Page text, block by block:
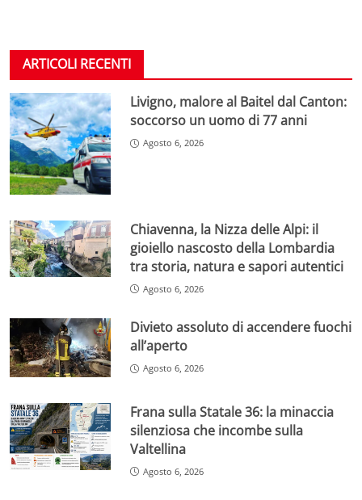
ARTICOLI RECENTI
Livigno, malore al Baitel dal Canton:
soccorso un uomo di 77 anni
Agosto 6, 2026
Chiavenna, la Nizza delle Alpi: il
gioiello nascosto della Lombardia
tra storia, natura e sapori autentici
Agosto 6, 2026
Divieto assoluto di accendere fuochi
all’aperto
Agosto 6, 2026
Frana sulla Statale 36: la minaccia
silenziosa che incombe sulla
Valtellina
Agosto 6, 2026